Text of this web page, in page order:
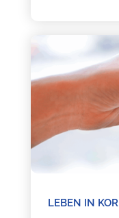
LEBEN IN